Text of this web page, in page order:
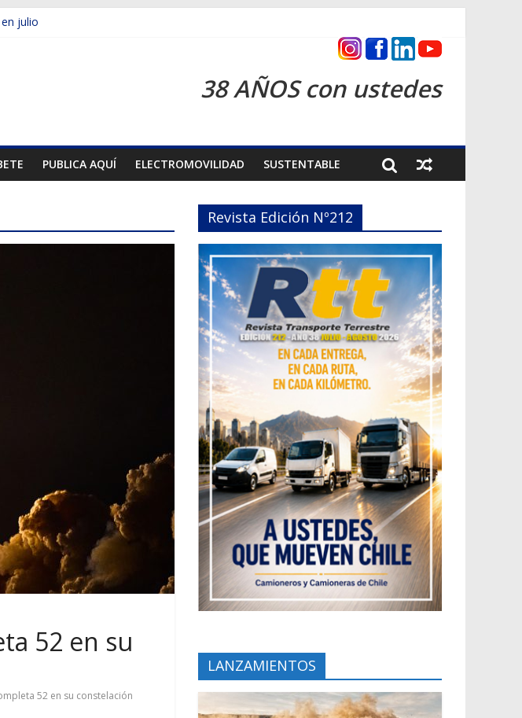
julio
en la Expo Compras Públicas 2026
Maxus T70
38 AÑOS con ustedes
PUBLICA AQUÍ ELECTROMOVILIDAD SUSTENTABLE
52 en su
52 en su constelación
Revista Edición Nº212
LANZAMIENTOS